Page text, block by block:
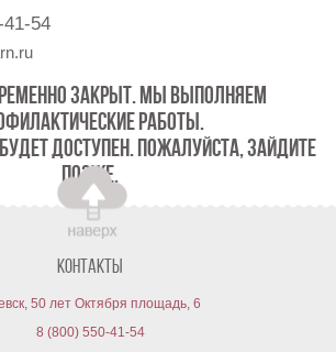
54
ЗАКРЫТ. МЫ ВЫПОЛНЯЕМ
РАБОТЫ.
ДОСТУПЕН. ПОЖАЛУЙСТА, ЗАЙДИТЕ
ПОЗЖЕ.
Контакты
50 лет Октября площадь, 6
8 (800) 550-41-54